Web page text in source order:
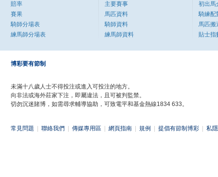
賠率
賽果
騎師分場表
練馬師分場表
主要賽事
馬匹資料
騎師資料
練馬師資料
初出馬
騎練配
馬匹搬
貼士指
博彩要有節制
未滿十八歲人士不得投注或進入可投注的地方。
向非法或海外莊家下注，即屬違法，且可被判監禁。
切勿沉迷賭博，如需尋求輔導協助，可致電平和基金熱線1834 633。
常見問題 聯絡我們 傳媒專用區 網頁指南 規例 提倡有節制博彩 私